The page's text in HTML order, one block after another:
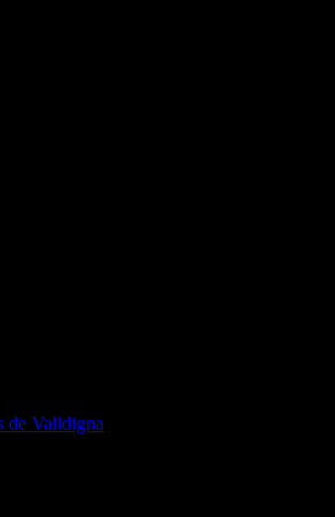
de Valldigna